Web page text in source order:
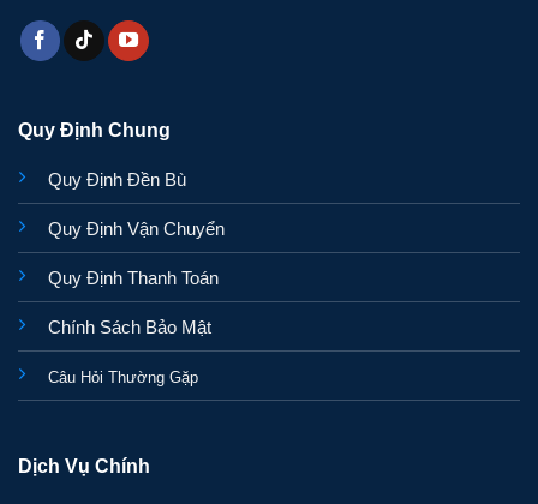
Quy Định Chung
Quy Định Đền Bù
Quy Định Vận Chuyển
Quy Định Thanh Toán
Chính Sách Bảo Mật
Câu Hỏi Thường Gặp
Dịch Vụ Chính